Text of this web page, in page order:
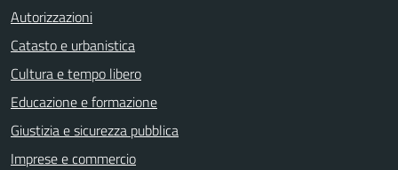
Autorizzazioni
Catasto e urbanistica
Cultura e tempo libero
Educazione e formazione
Giustizia e sicurezza pubblica
Imprese e commercio